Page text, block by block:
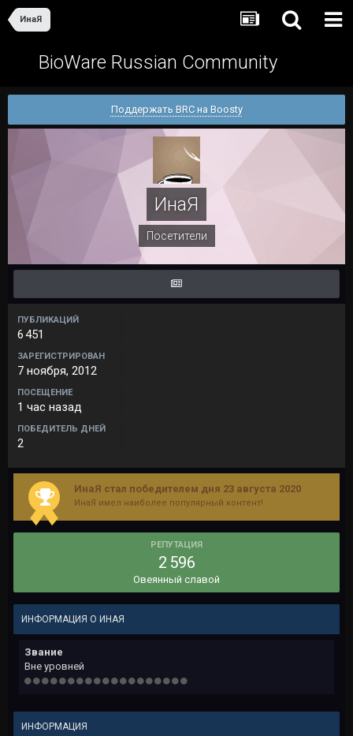
ИнаЯ
BioWare Russian Community
Поддержать BRC на Boosty
ИнаЯ
Посетители
ПУБЛИКАЦИЙ
6 451
ЗАРЕГИСТРИРОВАН
7 ноября, 2012
ПОСЕЩЕНИЕ
1 час назад
ПОБЕДИТЕЛЬ ДНЕЙ
2
ИнаЯ стал победителем дня 23 августа 2020
ИнаЯ имел наиболее популярный контент!
РЕПУТАЦИЯ
2 596
Овеянный славой
ИНФОРМАЦИЯ О ИНАЯ
Звание
Вне уровней
ИНФОРМАЦИЯ